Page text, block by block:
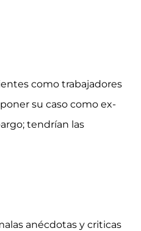
como trabajadores
su caso como ex-
tendrían las
anécdotas y criticas